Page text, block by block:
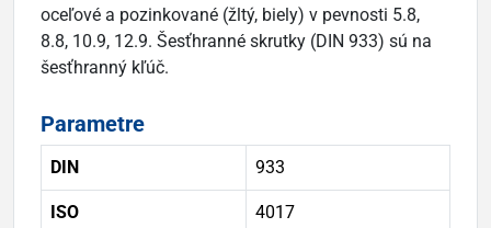
oceľové a pozinkované (žltý, biely) v pevnosti 5.8,
8.8, 10.9, 12.9. Šesťhranné skrutky (DIN 933) sú na
šesťhranný kľúč.
Parametre
DIN 933
ISO 4017